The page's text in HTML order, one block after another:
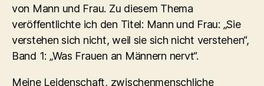
von Mann und Frau. Zu diesem Thema
veröffentlichte ich den Titel: Mann und Frau: „Sie
verstehen sich nicht, weil sie sich nicht verstehen“,
Band 1: „Was Frauen an Männern nervt“.
Meine Leidenschaft, zwischenmenschliche